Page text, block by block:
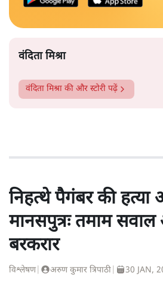
वंदिता मिश्रा
वंदिता मिश्रा की और स्टोरी पढ़ें
निहत्थे पैगंबर की
मानसपुत्रः तमाम
बरकरार
विश्लेषण| अरुण कुमार त्रिपाठी 30 JAN,